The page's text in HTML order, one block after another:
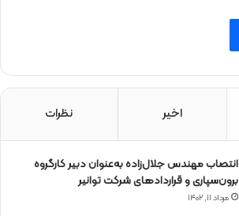
اخیر نظرات
انتصاب مهندس جلال‌زاده به‌عنوان دبیر كارگروه
برون‌سپاری و قراردادهای شركت توانیر
مرداد ۱۱, ۱۴۰۲